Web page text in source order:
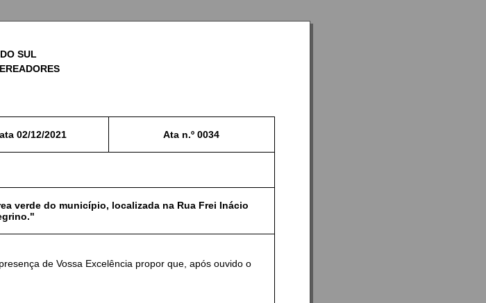
SUL
02/12/2021 Ata n.º 0034
verde do município, localizada na Rua Frei Inácio
de Vossa Excelência propor que, após ouvido o